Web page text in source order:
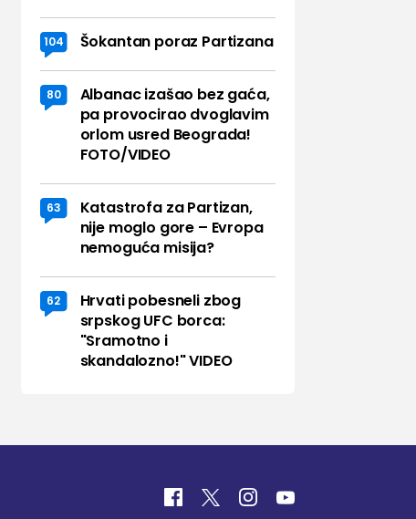
104 Šokantan poraz Partizana
80
Albanac izašao bez gaća,
pa provocirao dvoglavim
orlom usred Beograda!
FOTO/VIDEO
63
Katastrofa za Partizan,
nije moglo gore – Evropa
nemoguća misija?
62
Hrvati pobesneli zbog
srpskog UFC borca:
"Sramotno i
skandalozno!" VIDEO